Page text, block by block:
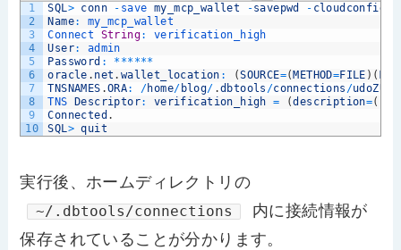
1
2
3
4
5
6
7
8
9
10
SQL > conn - save my_mcp_wallet -savepwd - cloudconfig
Name:
my_mcp_wallet
Connect String:
verification_high
User:
admin
Password : * ** ***
oracle . net . wallet_location : (SOURCE=(METHOD=FILE ) (
TNSNAMES .ORA: /home/ blog/ .dbtools /connections /
TNS Descriptor: verification_high = (description=(
Connected .
SQL > quit
実行後、ホームディレクトリの
~/.dbtools/connections
内に接続情報が
保存されていることが分かります。